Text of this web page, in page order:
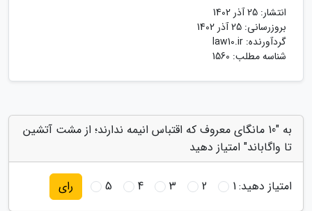
انتشار: 25 آذر 1402
بروزرسانی: 25 آذر 1402
گردآورنده: law10.ir
شناسه مطلب: 1560
به "10 مانگای معروف که اقتباس انیمه ندارند؛ از مشت آتشین
تا واگاباند" امتیاز دهید
امتیاز دهید:1
2
3
4
5 رای